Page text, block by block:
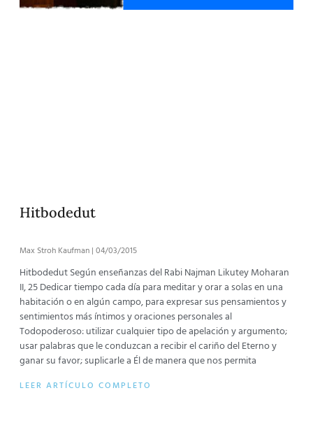
Hitbodedut
Max Stroh Kaufman 04/03/2015
Hitbodedut Según enseñanzas del Rabi Najman Likutey Moharan
II, 25 Dedicar tiempo cada día para meditar y orar a solas en una
habitación o en algún campo, para expresar sus pensamientos y
sentimientos más íntimos y oraciones personales al
Todopoderoso: utilizar cualquier tipo de apelación y argumento;
usar palabras que le conduzcan a recibir el cariño del Eterno y
ganar su favor; suplicarle a Él de manera que nos permita
LEER ARTÍCULO COMPLETO